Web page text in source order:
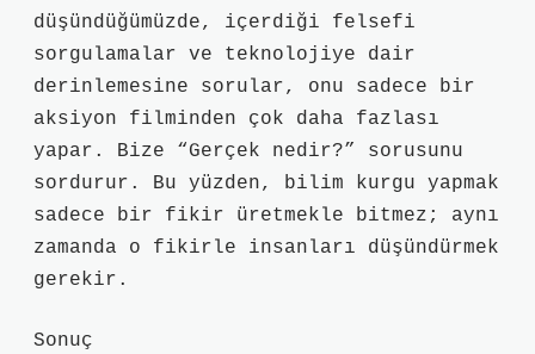
düşündüğümüzde, içerdiği felsefi
sorgulamalar ve teknolojiye dair
derinlemesine sorular, onu sadece bir
aksiyon filminden çok daha fazlası
yapar. Bize “Gerçek nedir?” sorusunu
sordurur. Bu yüzden, bilim kurgu yapmak
sadece bir fikir üretmekle bitmez; aynı
zamanda o fikirle insanları düşündürmek
gerekir.
Sonuç